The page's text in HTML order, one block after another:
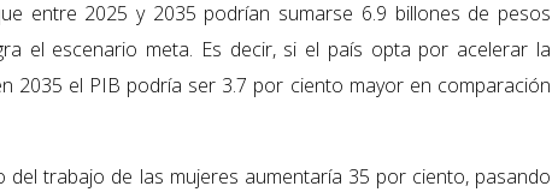
entre 2025 y 2035 podrían sumarse 6.9 billones de pesos
el escenario meta. Es decir, si el país opta por acelerar la
2035 el PIB podría ser 3.7 por ciento mayor en comparación
del trabajo de las mujeres aumentaría 35 por ciento, pasando